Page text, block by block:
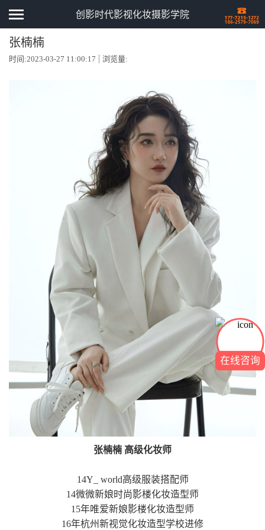
创影时代影视化妆摄影学院
张楠楠
时间:2023-03-27 11:00:17 浏览量:
张楠楠 高级化妆师
14Y_ world高级服装搭配师
14微微新娘时尚影楼化妆造型师
15年唯爱新娘影楼化妆造型师
16年杭州新视觉化妆造型学校进修
在线咨询